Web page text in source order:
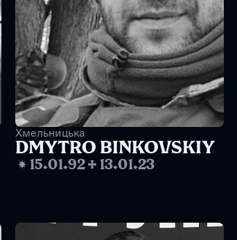
Хмельницька
DMYTRO BINKOVSKIY
❋ 15.01.92✢ 13.01.23